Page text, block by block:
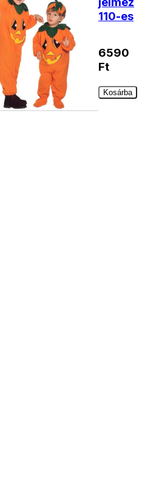
110-es
6590
Ft
Kosárba